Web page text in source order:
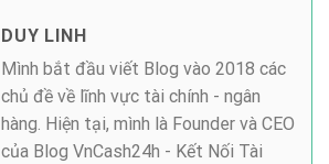
DUY LINH
Mình bắt đầu viết Blog vào 2018 các
chủ đề về lĩnh vực tài chính - ngân
hàng. Hiện tại, mình là Founder và CEO
của Blog VnCash24h - Kết Nối Tài